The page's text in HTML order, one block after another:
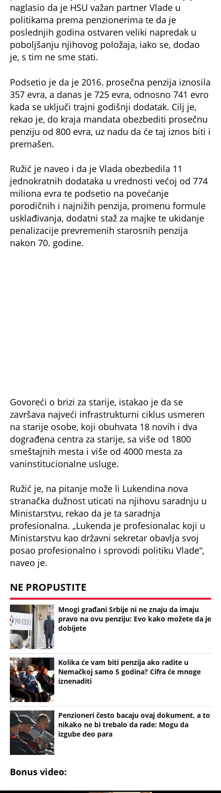
naglasio da je HSU važan partner Vlade u
politikama prema penzionerima te da je
poslednjih godina ostvaren veliki napredak u
poboljšanju njihovog položaja, iako se, dodao
je, s tim ne sme stati.
Podsetio je da je 2016. prosečna penzija iznosila
357 evra, a danas je 725 evra, odnosno 741 evro
kada se uključi trajni godišnji dodatak. Cilj je,
rekao je, do kraja mandata obezbediti prosečnu
penziju od 800 evra, uz nadu da će taj iznos biti i
premašen.
Ružić je naveo i da je Vlada obezbedila 11
jednokratnih dodataka u vrednosti većoj od 774
miliona evra te podsetio na povećanje
porodičnih i najnižih penzija, promenu formule
usklađivanja, dodatni staž za majke te ukidanje
penalizacije prevremenih starosnih penzija
nakon 70. godine.
Govoreći o brizi za starije, istakao je da se
završava najveći infrastrukturni ciklus usmeren
na starije osobe, koji obuhvata 18 novih i dva
dograđena centra za starije, sa više od 1800
smeštajnih mesta i više od 4000 mesta za
vaninstitucionalne usluge.
Ružić je, na pitanje može li Lukendina nova
stranačka dužnost uticati na njihovu saradnju u
Ministarstvu, rekao da je ta saradnja
profesionalna. „Lukenda je profesionalac koji u
Ministarstvu kao državni sekretar obavlja svoj
posao profesionalno i sprovodi politiku Vlade“,
naveo je.
NE PROPUSTITE
Mnogi građani Srbije ni ne znaju da imaju
pravo na ovu penziju: Evo kako možete da je
dobijete
Kolika će vam biti penzija ako radite u
Nemačkoj samo 5 godina? Cifra će mnoge
iznenaditi
Penzioneri često bacaju ovaj dokument, a to
nikako ne bi trebalo da rade: Mogu da
izgube deo para
Bonus video: